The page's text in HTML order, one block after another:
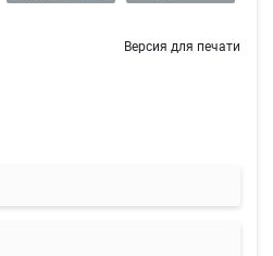
Версия для печати